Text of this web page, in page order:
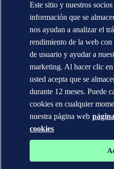
WHEN TRUST MATTERS
Este sitio y nuestros
información que se
nos ayudan a analizar el
rendimiento de la web
de usuario y ayudar a
marketing. Al hacer clic
usted acepta que se
durante 12 meses. Puede
cookies en cualquier
nuestra página web
cookies